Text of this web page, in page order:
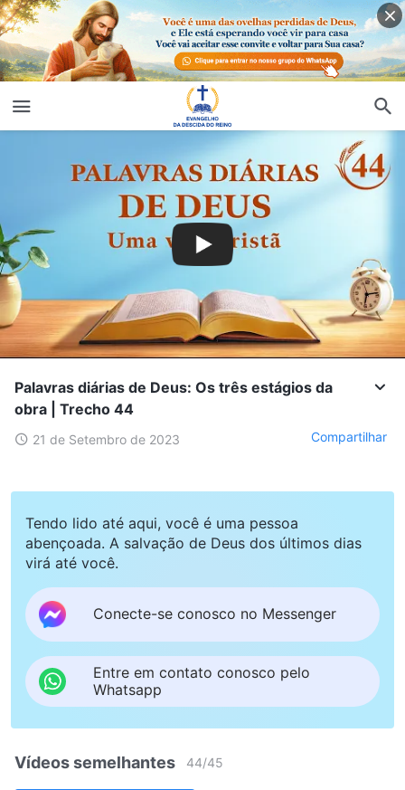
Palavras diárias de Deus: Os três estágios da
obra | Trecho 44
21 de Setembro de 2023 Compartilhar
Tendo lido até aqui, você é uma pessoa
abençoada. A salvação de Deus dos últimos dias
virá até você.
Conecte-se conosco no Messenger
Entre em contato conosco pelo
Whatsapp
Vídeos semelhantes 44/45